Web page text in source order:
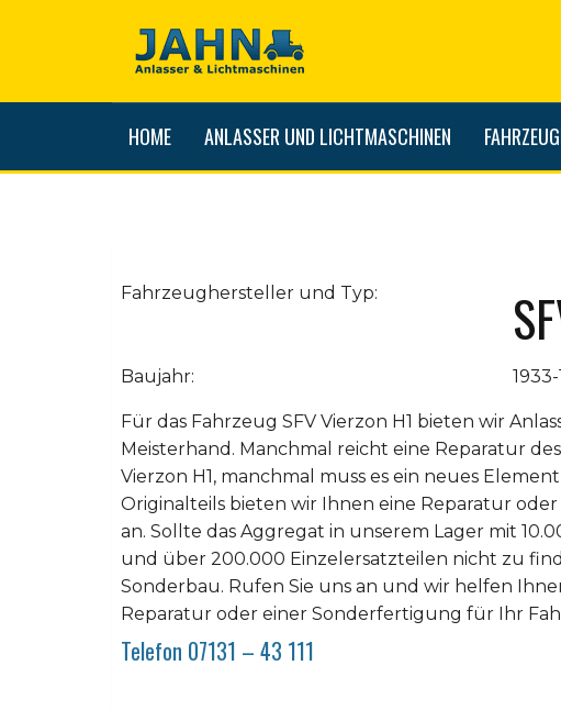
HOME ANLASSER UND LICHTMASCHINEN
Fahrzeughersteller und Typ:
Baujahr: 1933-
Für das Fahrzeug SFV Vierzon H1 bieten wir
Meisterhand. Manchmal reicht eine Reparatur
Vierzon H1, manchmal muss es ein neues
Originalteils bieten wir Ihnen eine Reparatur
an. Sollte das Aggregat in unserem Lager mit
und über 200.000 Einzelersatzteilen nicht zu
Sonderbau. Rufen Sie uns an und wir helfen
Reparatur oder einer Sonderfertigung für Ihr
Telefon 07131 – 43 111